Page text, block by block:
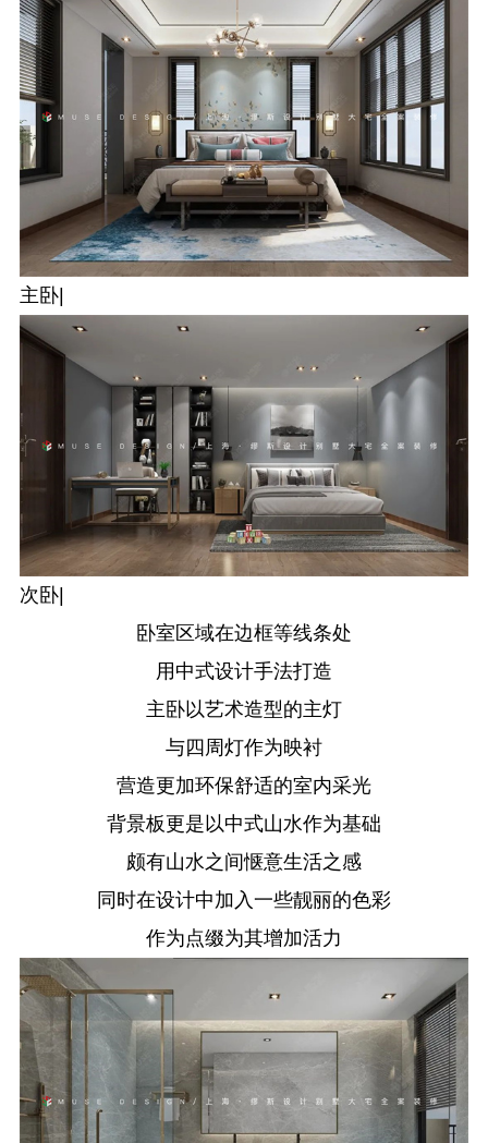
主卧|
次卧|
卧室区域在边框等线条处
用中式设计手法打造
主卧以艺术造型的主灯
与四周灯作为映衬
营造更加环保舒适的室内采光
背景板更是以中式山水作为基础
颇有山水之间惬意生活之感
同时在设计中加入一些靓丽的色彩
作为点缀为其增加活力